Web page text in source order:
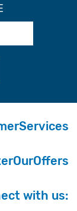
with us: